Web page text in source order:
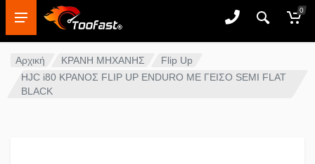
0
Αρχική ΚΡΑΝΗ ΜΗΧΑΝΗΣ
Flip Up
HJC i80 ΚΡΑΝΟΣ FLIP UP ENDURO ΜΕ ΓΕΙΣΟ SEMI FLAT
BLACK